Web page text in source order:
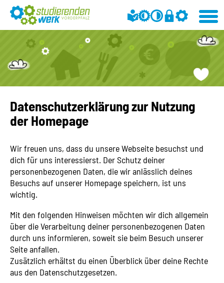
Datenschutzerklärung zur Nutzung
der Homepage
Wir freuen uns, dass du unsere Webseite besuchst und
dich für uns interessierst. Der Schutz deiner
personenbezogenen Daten, die wir anlässlich deines
Besuchs auf unserer Homepage speichern, ist uns
wichtig.
Mit den folgenden Hinweisen möchten wir dich allgemein
über die Verarbeitung deiner personenbezogenen Daten
durch uns informieren, soweit sie beim Besuch unserer
Seite anfallen.
Zusätzlich erhältst du einen Überblick über deine Rechte
aus den Datenschutzgesetzen.